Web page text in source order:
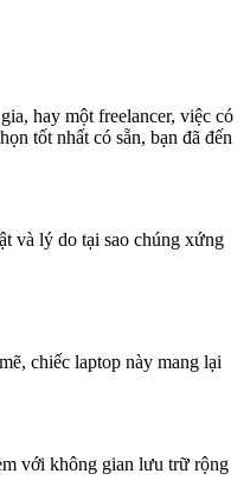
hay một freelancer, việc có
tốt nhất có sẵn, bạn đã đến
và lý do tại sao chúng xứng
chiếc laptop này mang lại
với không gian lưu trữ rộng